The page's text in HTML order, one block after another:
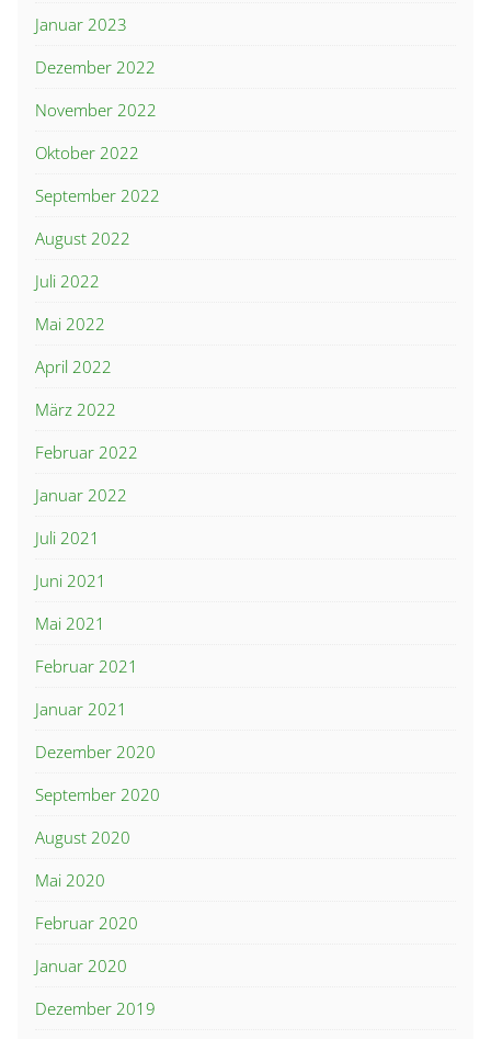
Januar 2023
Dezember 2022
November 2022
Oktober 2022
September 2022
August 2022
Juli 2022
Mai 2022
April 2022
März 2022
Februar 2022
Januar 2022
Juli 2021
Juni 2021
Mai 2021
Februar 2021
Januar 2021
Dezember 2020
September 2020
August 2020
Mai 2020
Februar 2020
Januar 2020
Dezember 2019